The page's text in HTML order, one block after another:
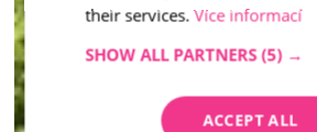
their services. Více informací
SHOW ALL PARTNERS (5) →
ACCEPT ALL